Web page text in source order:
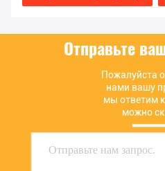
Отправьте
Пожалуйста
нами вашу
мы ответим
можно